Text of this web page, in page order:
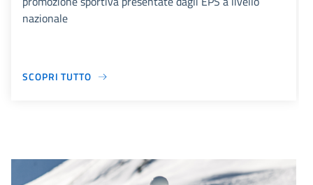
nazionale
SCOPRI TUTTO